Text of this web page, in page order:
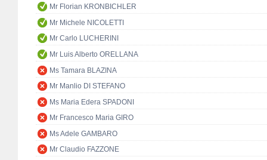
Mr Florian KRONBICHLER
Mr Michele NICOLETTI
Mr Carlo LUCHERINI
Mr Luis Alberto ORELLANA
Ms Tamara BLAZINA
Mr Manlio DI STEFANO
Ms Maria Edera SPADONI
Mr Francesco Maria GIRO
Ms Adele GAMBARO
Mr Claudio FAZZONE